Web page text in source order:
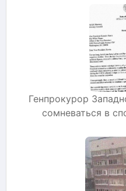
Генпрокурор
сомневаться в